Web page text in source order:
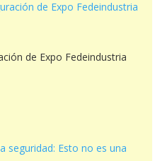
de Expo Fedeindustria